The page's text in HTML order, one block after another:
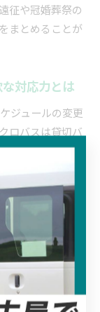
征や冠婚葬祭の
まとめることが
対応力とは
ジュールの変更
ロバスは貸切バ
がしやすいた
。
では、途中で予
るため、参加者
安全に配慮し
素です。
バスの魅力